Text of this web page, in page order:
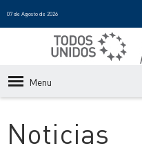
07 de Agosto de 2026
Menu
Noticias